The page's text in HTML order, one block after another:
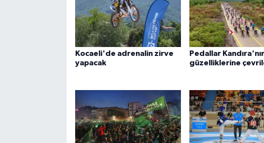
Kocaeli'de adrenalin zirve
yapacak
Pedallar
güzelliklerine